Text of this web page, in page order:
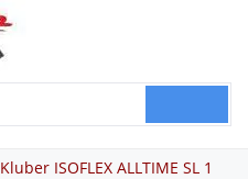
Kluber ISOFLEX ALLTIME SL 1